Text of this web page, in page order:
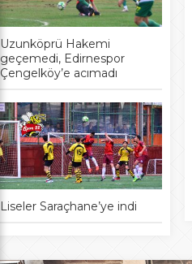
Uzunköprü Hakemi
geçemedi, Edirnespor
Çengelköy’e acımadı
Liseler Saraçhane’ye indi